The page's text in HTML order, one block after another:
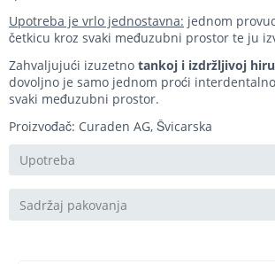
Upotreba je vrlo jednostavna: jednom
četkicu kroz svaki međuzubni prostor te ju
Zahvaljujući izuzetno tankoj i izdržljivoj
dovoljno je samo jednom proći
svaki međuzubni prostor.
Proizvođač: Curaden AG, Švicarska
Upotreba
Sadržaj pakovanja